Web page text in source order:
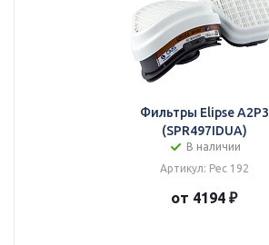
Фильтры Elipse A2Р3
(SPR497IDUA)
В наличии
Артикул: Рес 192
от 4194 ₽